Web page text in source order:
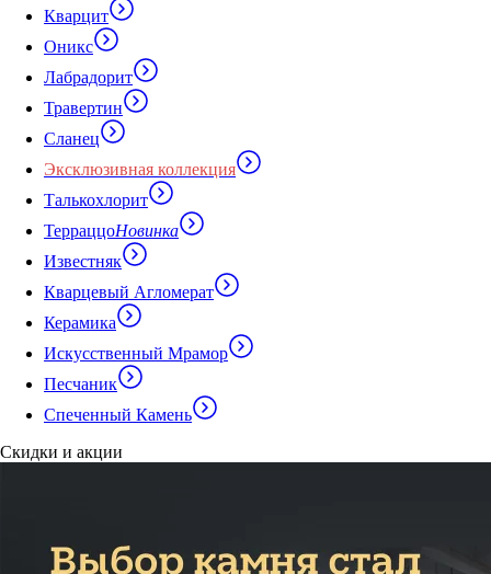
Кварцит
Оникс
Лабрадорит
Травертин
Сланец
Эксклюзивная коллекция
Талькохлорит
ТерраццоНовинка
Известняк
Кварцевый Агломерат
Керамика
Искусственный Мрамор
Песчаник
Спеченный Камень
Скидки и акции